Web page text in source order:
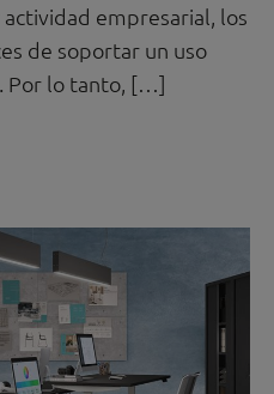
empresarial, los
de soportar un uso
Por lo tanto, […]